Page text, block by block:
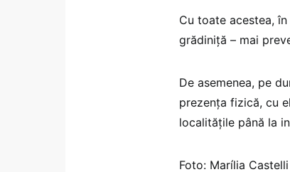
Cu toate acestea,
grădiniță – mai
De asemenea, pe
prezența fizică, cu
localitățile până la
Foto: Marília